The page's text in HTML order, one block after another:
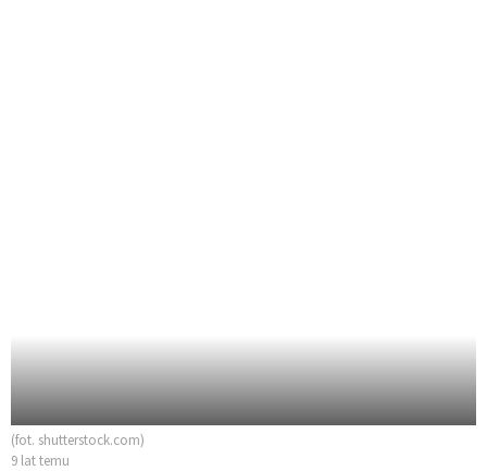
(fot. shutterstock.com)
9 lat temu